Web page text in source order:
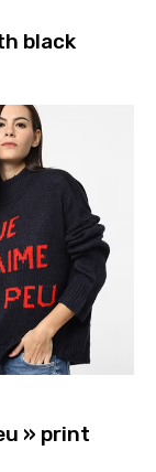
black
» print